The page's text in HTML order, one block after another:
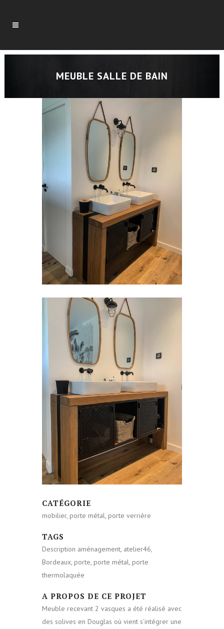
MEUBLE SALLE DE BAIN
CATÉGORIE
mobilier, porte métal, porte verrière
TAGS
Description aménagement, atelier46,
Bordeaux, porte, porte métal, porte
thermolaquée
A PROPOS DE CE PROJET
Meuble recevant 2 vasques a été réalisé avec
des solives en Douglas où vient s’intégrer une